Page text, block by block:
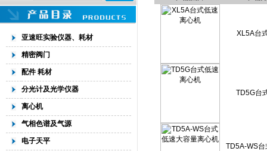
亚速旺实验仪器、耗材
精密阀门
配件 耗材
分光计及光学仪器
离心机
气相色谱及气源
电子天平
XL5A台
TD5G台
TD5A-WS